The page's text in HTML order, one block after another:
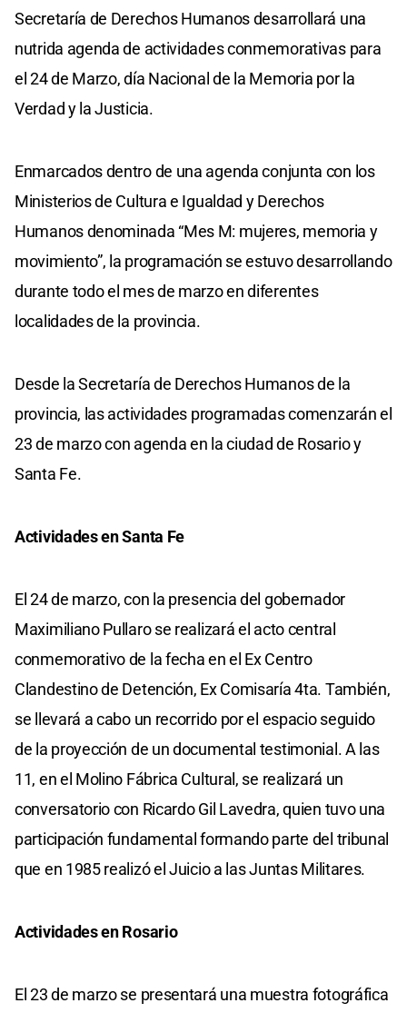
Secretaría de Derechos Humanos desarrollará una
nutrida agenda de actividades conmemorativas para
el 24 de Marzo, día Nacional de la Memoria por la
Verdad y la Justicia.
Enmarcados dentro de una agenda conjunta con los
Ministerios de Cultura e Igualdad y Derechos
Humanos denominada “Mes M: mujeres, memoria y
movimiento”, la programación se estuvo desarrollando
durante todo el mes de marzo en diferentes
localidades de la provincia.
Desde la Secretaría de Derechos Humanos de la
provincia, las actividades programadas comenzarán el
23 de marzo con agenda en la ciudad de Rosario y
Santa Fe.
Actividades en Santa Fe
El 24 de marzo, con la presencia del gobernador
Maximiliano Pullaro se realizará el acto central
conmemorativo de la fecha en el Ex Centro
Clandestino de Detención, Ex Comisaría 4ta. También,
se llevará a cabo un recorrido por el espacio seguido
de la proyección de un documental testimonial. A las
11, en el Molino Fábrica Cultural, se realizará un
conversatorio con Ricardo Gil Lavedra, quien tuvo una
participación fundamental formando parte del tribunal
que en 1985 realizó el Juicio a las Juntas Militares.
Actividades en Rosario
El 23 de marzo se presentará una muestra fotográfica